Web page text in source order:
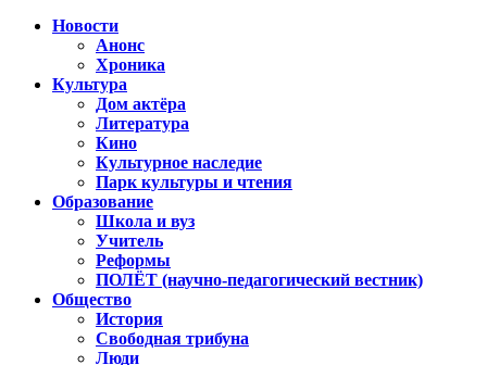
Новости
Анонс
Хроника
Культура
Дом актёра
Литература
Кино
Культурное наследие
Парк культуры и чтения
Образование
Школа и вуз
Учитель
Реформы
ПОЛЁТ (научно-педагогический вестник)
Общество
История
Свободная трибуна
Люди